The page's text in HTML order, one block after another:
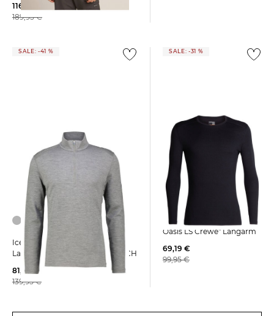
116,95 €
189,95 €
SALE: -41 %
Icebreaker | Herren
Langarmshirt aus Wolle 260 TECH
81,99 €
139,95 €
SALE: -31 %
Icebreaker | Herren
Funktionsshirt "Mens 200
Oasis LS Crewe" Langarm
69,19 €
99,95 €